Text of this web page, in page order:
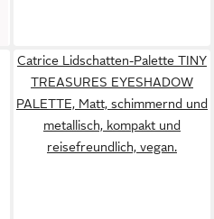
Catrice Lidschatten-Palette TINY
TREASURES EYESHADOW
PALETTE, Matt, schimmernd und
metallisch, kompakt und
reisefreundlich, vegan.